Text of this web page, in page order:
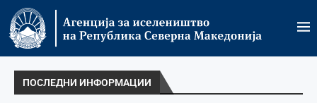
ПОСЛЕДНИ ИНФОРМАЦИИ